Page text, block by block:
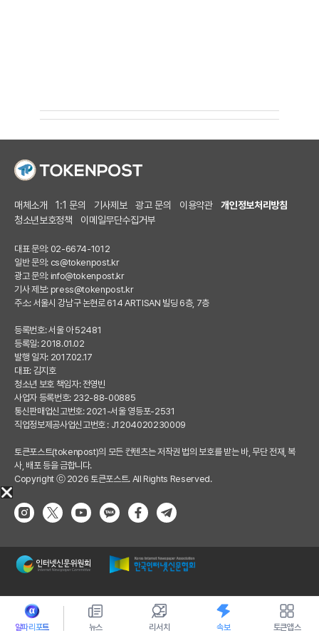
알파리포트 뉴스 리서치 속보 토큰앱스
매체소개 1:1 문의 기사제보 광고 문의 이용약관
개인정보처리방침
청소년보호정책
이메일무단수집거부
대표 문의: 02-6674-1012
일반 문의: cs@tokenpost.kr
광고 문의: info@tokenpost.kr
기사 제보: press@tokenpost.kr
주소: 서울시 강남구 논현로 614 ARTISAN 빌딩 6층, 7층
등록번호: 서울 아 52481
등록일: 2018.01.02
발행 일자: 2017.02.17
대표: 김지호
청소년 보호 책임자: 전영빈
사업자 등록번호: 232-88-00885
통신판매업신고번호: 2021-서울 영등포-2531
직업정보제공사업신고번호 : J1204020230009
토큰포스트(tokenpost)의 모든 컨텐츠는 저작권 법의 보호를 받는 바, 무단 전재, 복
사, 배포 등을 금합니다.
Copyright ⓒ 2026 토큰포스트. All Rights Reserved.